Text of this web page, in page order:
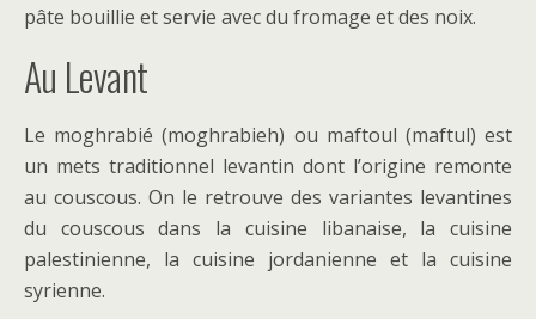
pâte bouillie et servie avec du fromage et des noix.
Au Levant
Le moghrabié (moghrabieh) ou maftoul (maftul) est
un mets traditionnel levantin dont l’origine remonte
au couscous. On le retrouve des variantes levantines
du couscous dans la cuisine libanaise, la cuisine
palestinienne, la cuisine jordanienne et la cuisine
syrienne.